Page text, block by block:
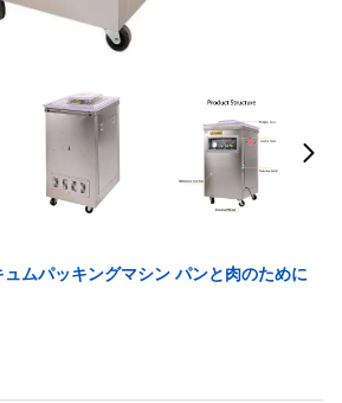
ムパッキングマシン パンと肉のために